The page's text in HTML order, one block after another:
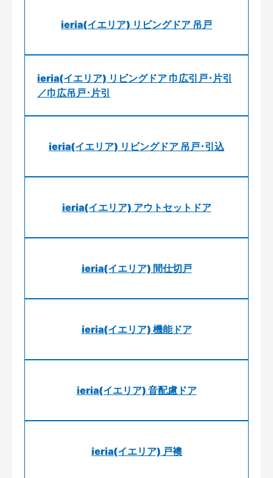
ieria(イエリア) リビングドア 吊戸
ieria(イエリア) リビングドア 巾広引戸･片引
／巾広吊戸･片引
ieria(イエリア) リビングドア 吊戸･引込
ieria(イエリア) アウトセットドア
ieria(イエリア) 間仕切戸
ieria(イエリア) 機能ドア
ieria(イエリア) 音配慮ドア
ieria(イエリア) 戸襖